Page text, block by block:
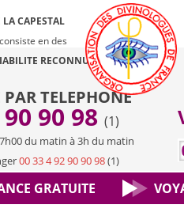
CAPESTAL
en des
RECONNUE.
TELEPHONE
90 98 (1)
du matin à 3h du matin
00 33 4 92 90 90 98(1)
GRATUITE